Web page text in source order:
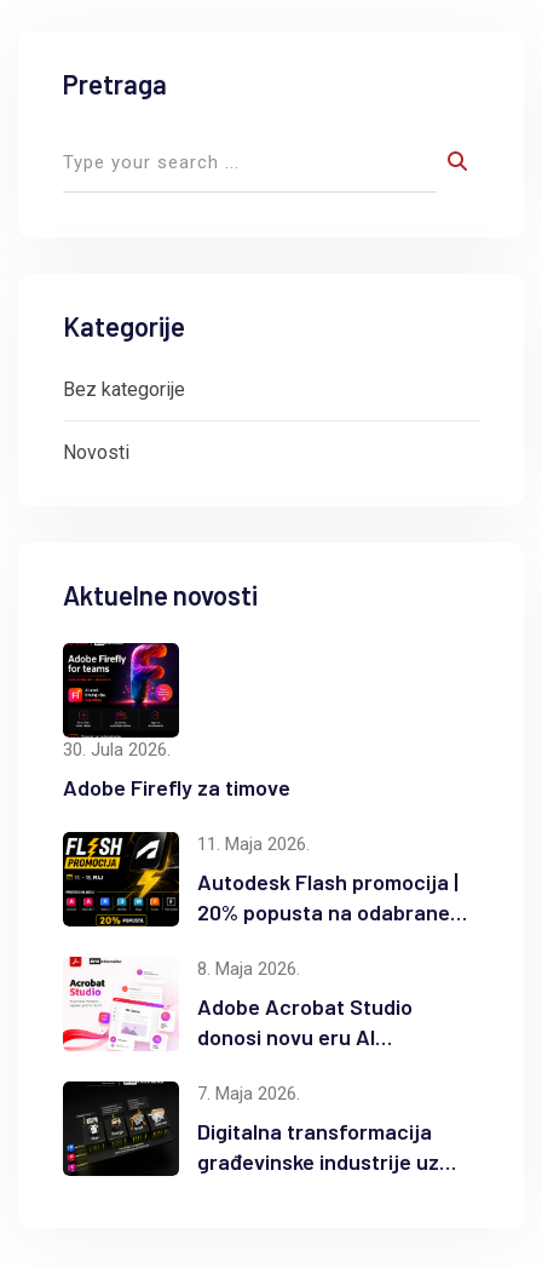
Pretraga
Kategorije
Bez kategorije
Novosti
Aktuelne novosti
30. Jula 2026.
Adobe Firefly za timove
11. Maja 2026.
Autodesk Flash promocija |
20% popusta na odabrane
8. Maja 2026.
Adobe Acrobat Studio
donosi novu eru AI
7. Maja 2026.
Digitalna transformacija
građevinske industrije uz